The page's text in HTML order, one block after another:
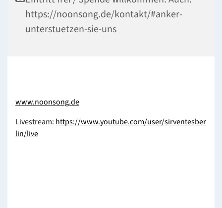
https://noonsong.de/kontakt/#anker-
unterstuetzen-sie-uns
www.noonsong.de
Livestream: https://www.youtube.com/user/sirventesber
lin/live